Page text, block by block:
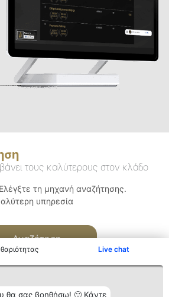
Live chat
θα σας βοηθήσω! 🙂 Κάντε
τους καλύτερους στον κλάδο
τη μηχανή αναζήτησης.
υπηρεσία
Αναζήτηση